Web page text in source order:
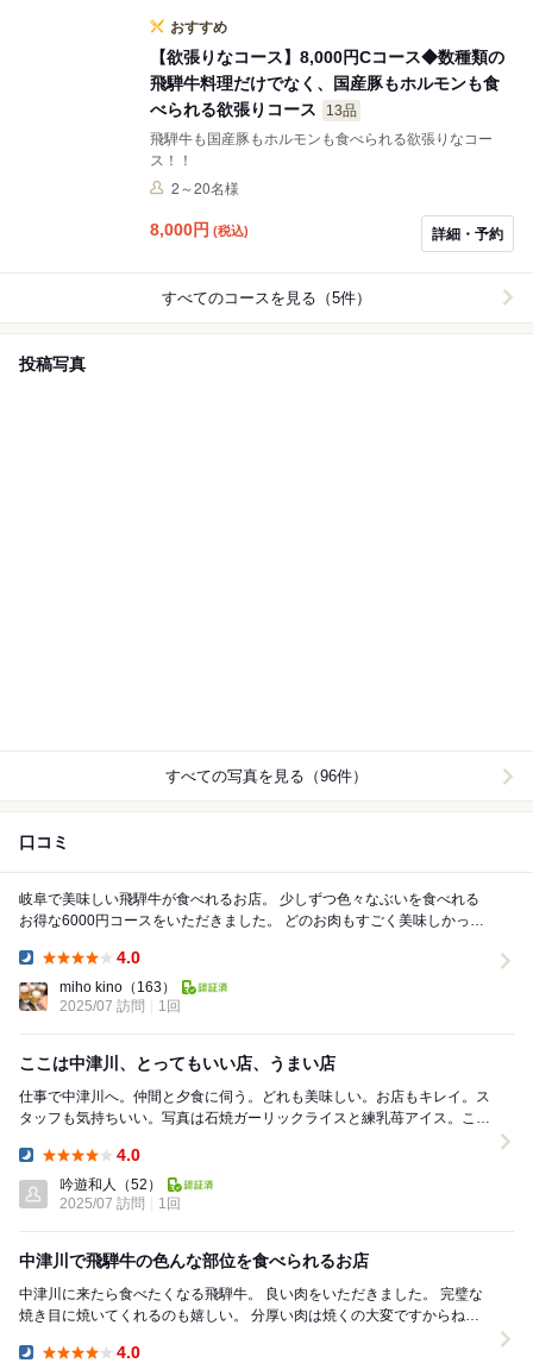
おすすめ
【欲張りなコース】8,000円Cコース◆数種類の
飛騨牛料理だけでなく、国産豚もホルモンも食
べられる欲張りコース
13品
飛騨牛も国産豚もホルモンも食べられる欲張りなコー
ス！！
2～20名様
8,000円 (税込) 詳細・予約
すべてのコースを見る（5件）
投稿写真
すべての写真を見る（96件）
口コミ
岐阜で美味しい飛騨牛が食べれるお店。 少しずつ色々なぶいを食べれる
お得な6000円コースをいただきました。 どのお肉もすごく美味しかった
4.0
miho kino （163）
2025/07 訪問
1回
ここは中津川、とってもいい店、うまい店
仕事で中津川へ。仲間と夕食に伺う。どれも美味しい。お店もキレイ。ス
タッフも気持ちいい。写真は石焼ガーリックライスと練乳苺アイス。これ
4.0
吟遊和人
（52）
2025/07 訪問
1回
中津川で飛騨牛の色んな部位を食べられるお店
中津川に来たら食べたくなる飛騨牛。 良い肉をいただきました。 完璧な
焼き目に焼いてくれるのも嬉しい。 分厚い肉は焼くの大変ですからね！
4.0